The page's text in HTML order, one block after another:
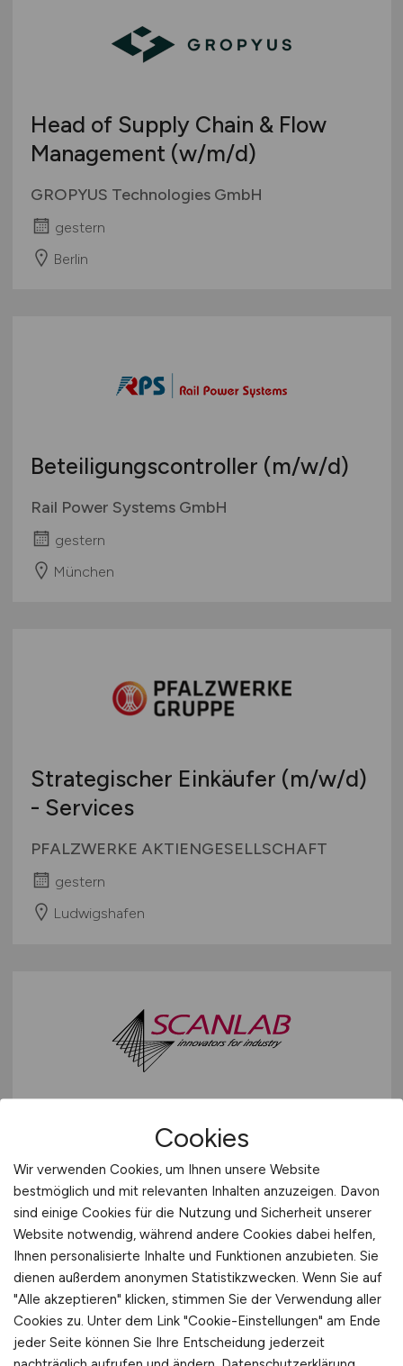
Head of Supply Chain & Flow
Management (w/m/d)
GROPYUS Technologies GmbH
gestern
Berlin
Beteiligungscontroller (m/w/d)
Rail Power Systems GmbH
gestern
München
Strategischer Einkäufer (m/w/d)
- Services
PFALZWERKE AKTIENGESELLSCHAFT
gestern
Ludwigshafen
Baugruppenfertigung
SCANLAB GmbH
gestern
Puchheim
TOP JOB
Cookies
Wir verwenden Cookies, um Ihnen unsere Website
bestmöglich und mit relevanten Inhalten anzuzeigen. Davon
sind einige Cookies für die Nutzung und Sicherheit unserer
Website notwendig, während andere Cookies dabei helfen,
Ihnen personalisierte Inhalte und Funktionen anzubieten. Sie
dienen außerdem anonymen Statistikzwecken. Wenn Sie auf
"Alle akzeptieren" klicken, stimmen Sie der Verwendung aller
Cookies zu. Unter dem Link "Cookie-Einstellungen" am Ende
jeder Seite können Sie Ihre Entscheidung jederzeit